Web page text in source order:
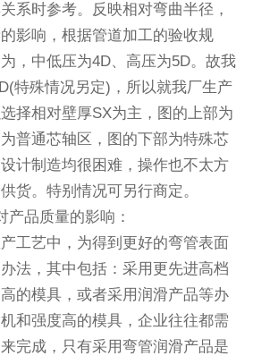
系时参考。反映相对弯曲半径，
影响，根据管道加工的验收规
，中低压为4D、高压为5D。故我
特殊情况另定)，所以就我厂生产
择相对壁厚SX为主，图的上部为
普通芯轴区，图的下部为特殊芯
计制造均很困难，操作也不太方
货。特别情况可另行商定。
产品质量的影响：
工艺中，为得到更好的弯管表面
法，其中包括：采用更先进高档
的模具，或者采用润滑产品等办
和强度高的模具，企业往往都需
完成，只有采用弯管润滑产品是